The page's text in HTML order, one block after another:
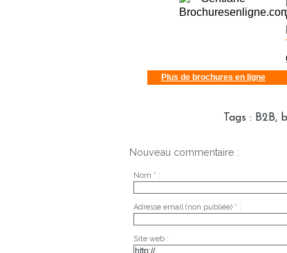
Plus de brochures en ligne
Tags : B2B,
Nouveau commentaire :
Nom * :
Adresse email (non publiée) * :
Site web :